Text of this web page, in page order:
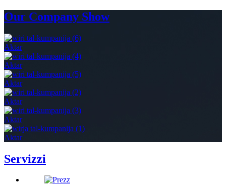
Our Company Show
Aktar
Aktar
Aktar
Aktar
Aktar
Aktar
Servizzi